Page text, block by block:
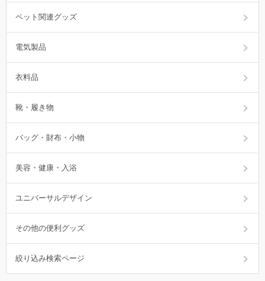
ペット関連グッズ
電気製品
衣料品
靴・履き物
バッグ・財布・小物
美容・健康・入浴
ユニバーサルデザイン
その他の便利グッズ
絞り込み検索ページ